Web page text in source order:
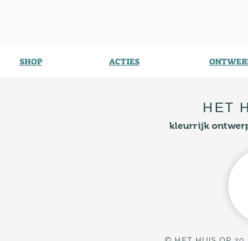
SHOP ACTIES
HET
kleurrijk